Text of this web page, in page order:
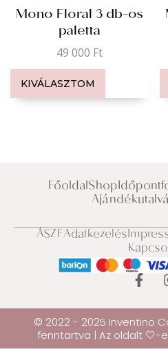
Mono Floral 3 db-os
paletta
49 000 Ft
KIVÁLASZTOM
FőoldalShop
ÁSZFAdatkezelés
© 2022 - 2025 Inventino
fenntartva | Az oldalt 🤍-